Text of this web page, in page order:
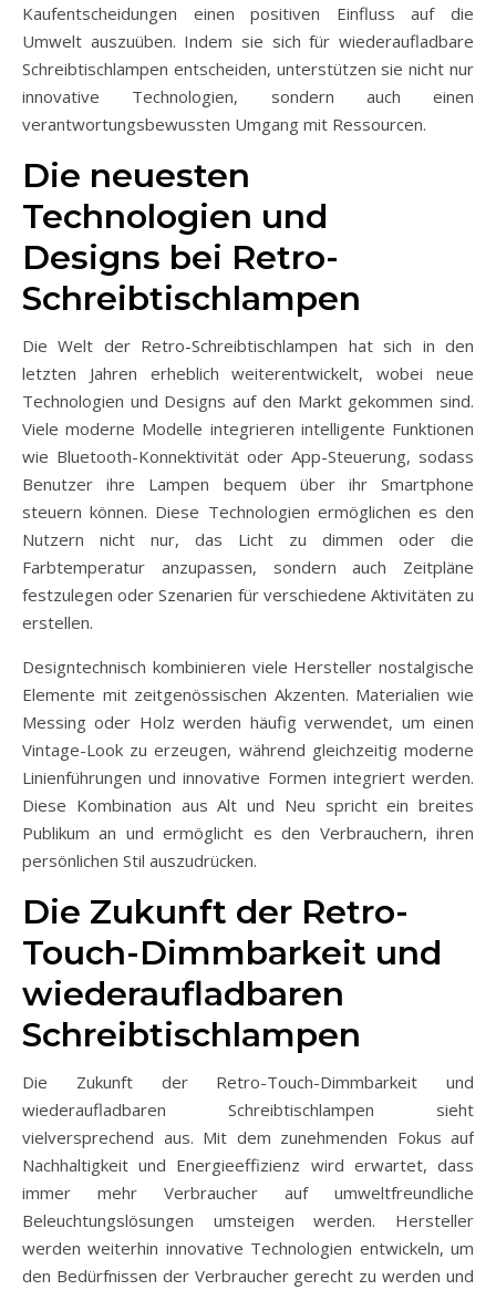
Kaufentscheidungen einen positiven Einfluss auf die
Umwelt auszuüben. Indem sie sich für wiederaufladbare
Schreibtischlampen entscheiden, unterstützen sie nicht nur
innovative Technologien, sondern auch einen
verantwortungsbewussten Umgang mit Ressourcen.
Die neuesten
Technologien und
Designs bei Retro-
Schreibtischlampen
Die Welt der Retro-Schreibtischlampen hat sich in den
letzten Jahren erheblich weiterentwickelt, wobei neue
Technologien und Designs auf den Markt gekommen sind.
Viele moderne Modelle integrieren intelligente Funktionen
wie Bluetooth-Konnektivität oder App-Steuerung, sodass
Benutzer ihre Lampen bequem über ihr Smartphone
steuern können. Diese Technologien ermöglichen es den
Nutzern nicht nur, das Licht zu dimmen oder die
Farbtemperatur anzupassen, sondern auch Zeitpläne
festzulegen oder Szenarien für verschiedene Aktivitäten zu
erstellen.
Designtechnisch kombinieren viele Hersteller nostalgische
Elemente mit zeitgenössischen Akzenten. Materialien wie
Messing oder Holz werden häufig verwendet, um einen
Vintage-Look zu erzeugen, während gleichzeitig moderne
Linienführungen und innovative Formen integriert werden.
Diese Kombination aus Alt und Neu spricht ein breites
Publikum an und ermöglicht es den Verbrauchern, ihren
persönlichen Stil auszudrücken.
Die Zukunft der Retro-
Touch-Dimmbarkeit und
wiederaufladbaren
Schreibtischlampen
Die Zukunft der Retro-Touch-Dimmbarkeit und
wiederaufladbaren Schreibtischlampen sieht
vielversprechend aus. Mit dem zunehmenden Fokus auf
Nachhaltigkeit und Energieeffizienz wird erwartet, dass
immer mehr Verbraucher auf umweltfreundliche
Beleuchtungslösungen umsteigen werden. Hersteller
werden weiterhin innovative Technologien entwickeln, um
den Bedürfnissen der Verbraucher gerecht zu werden und